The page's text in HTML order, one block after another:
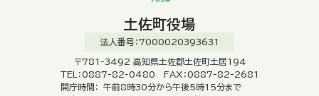
土佐町役場
法人番号：7000020393631
〒781-3492 高知県土佐郡土佐町土居194
TEL：0887-82-0480 FAX：0887-82-2681
開庁時間：
午前8時30分から午後5時15分まで